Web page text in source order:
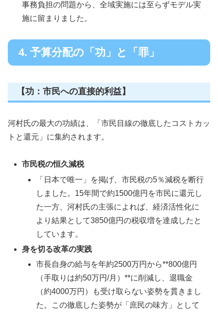
事務負担の問題から、全域実施には至らずモデル実
施に留まりました。
4. 予算分配の「功」と「罪」
【功：市民への直接的利益】
河村氏の最大の功績は、「市民目線の徹底したコストカッ
トと還元」に集約されます。
市民税の恒久減税
「日本で唯一」を掲げ、市民税の5％減税を断行
しました。15年間で約1500億円を市民に還元し
た一方、河村氏の主張によれば、経済活性化に
より結果として3850億円の税収増を達成したと
しています。
身を切る改革の実践
市長自身の給与を年約2500万円から**800億円
（手取りは約50万円/月）**に削減し、退職金
（約4000万円）も受け取らない姿勢を貫きまし
た。この徹底した姿勢が「庶民の味方」として